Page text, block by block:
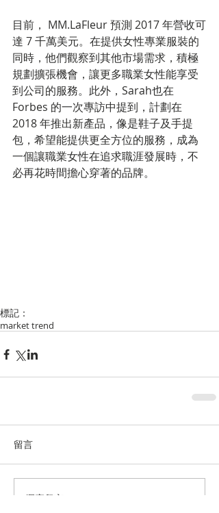
目前， MM.LaFleur 預測 2017 年營收可
達 7 千萬美元。在提供女性專業服裝的
同時，他們觀察到其他市場需求，積極
規劃擴張機會，讓更多職業女性能享受
到公司的服務。此外，Sarah也在
Forbes 的一次專訪中提到，計劃在
2018 年推出新產品，像是鞋子及手提
包，希望能提供更全方位的服務，成為
一個讓職業女性在追求職涯發展時，不
必再花時間擔心穿著的品牌。
標記：
market trend
留言
撰寫留言......